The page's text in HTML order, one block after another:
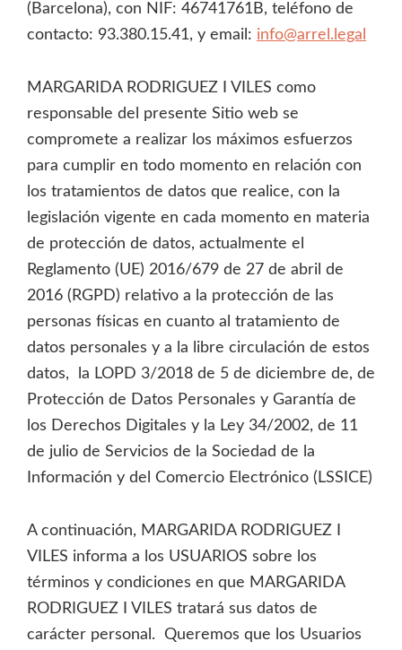
(Barcelona), con NIF: 46741761B, teléfono de
contacto: 93.380.15.41, y email: info@arrel.legal
MARGARIDA RODRIGUEZ I VILES como
responsable del presente Sitio web se
compromete a realizar los máximos esfuerzos
para cumplir en todo momento en relación con
los tratamientos de datos que realice, con la
legislación vigente en cada momento en materia
de protección de datos, actualmente el
Reglamento (UE) 2016/679 de 27 de abril de
2016 (RGPD) relativo a la protección de las
personas físicas en cuanto al tratamiento de
datos personales y a la libre circulación de estos
datos, la LOPD 3/2018 de 5 de diciembre de, de
Protección de Datos Personales y Garantía de
los Derechos Digitales y la Ley 34/2002, de 11
de julio de Servicios de la Sociedad de la
Información y del Comercio Electrónico (LSSICE)
A continuación, MARGARIDA RODRIGUEZ I
VILES informa a los USUARIOS sobre los
términos y condiciones en que MARGARIDA
RODRIGUEZ I VILES tratará sus datos de
carácter personal. Queremos que los Usuarios